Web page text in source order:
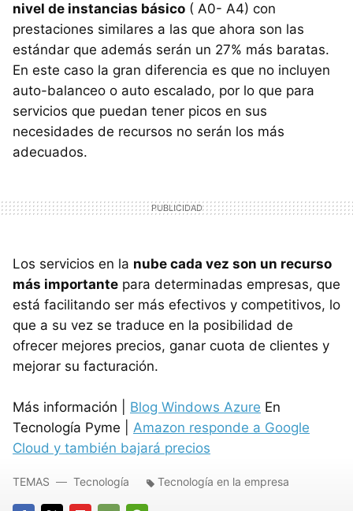
nivel de instancias básico ( A0- A4) con
prestaciones similares a las que ahora son las
estándar que además serán un 27% más baratas.
En este caso la gran diferencia es que no incluyen
auto-balanceo o auto escalado, por lo que para
servicios que puedan tener picos en sus
necesidades de recursos no serán los más
adecuados.
Los servicios en la nube cada vez son un recurso
más importante para determinadas empresas, que
está facilitando ser más efectivos y competitivos, lo
que a su vez se traduce en la posibilidad de
ofrecer mejores precios, ganar cuota de clientes y
mejorar su facturación.
Más información | Blog Windows Azure En
Tecnología Pyme | Amazon responde a Google
Cloud y también bajará precios
TEMAS Tecnología Tecnología en la empresa